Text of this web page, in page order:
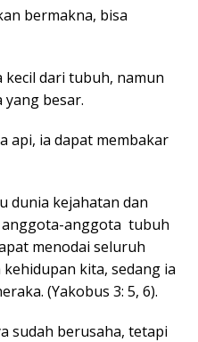
bermakna, bisa
dari tubuh, namun
besar.
api, ia dapat membakar
dunia kejahatan dan
anggota tubuh
menodai seluruh
kita, sedang ia
(Yakobus 3: 5, 6).
sudah berusaha, tetapi